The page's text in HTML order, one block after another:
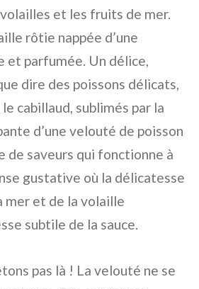
et les fruits de mer.
rôtie nappée d’une
et parfumée. Un délice,
dire des poissons délicats,
cabillaud, sublimés par la
d’une velouté de poisson
de saveurs qui fonctionne à
gustative où la délicatesse
mer et de la volaille
subtile de la sauce.
pas là ! La velouté ne se